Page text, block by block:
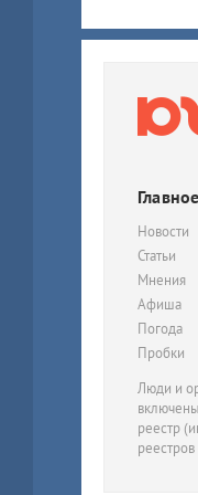
Главное
Новости
Статьи
Мнения
Афиша
Погода
Пробки
Люди и
реестр